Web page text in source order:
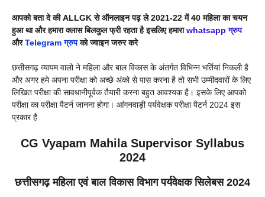
आपको बता दे की ALLGK से ऑनलाइन पढ़ ले 2021-22 में 40 महिला का चयन
हुआ था और हमारा क्लास बिलकुल फ्री रहता है इसलिए हमाराwhatsapp ग्रुप
औरTelegram ग्रुपको ज्वाइन जरुर करे
छत्तीसगढ़ व्यापम वालो ने महिला और बाल विकास के अंतर्गत विभिन्न भर्तियां निकली है
और अगर हमे अपना परीक्षा को अच्छे अंको से पास करना है तो सभी उम्मीदवारों के लिए
लिखित परीक्षा की सावधानीपूर्वक तैयारी करना बहुत आवश्यक है। इसके लिए आपको
परीक्षा का परीक्षा पैटर्न जानना होगा। आंगनवाड़ी पर्यवेक्षक परीक्षा पैटर्न 2024 इस
प्रकार है
CG Vyapam Mahila Supervisor Syllabus
2024
छत्तीसगढ़ महिला एवं बाल विकास विभाग पर्यवेक्षक सिलेबस 2024